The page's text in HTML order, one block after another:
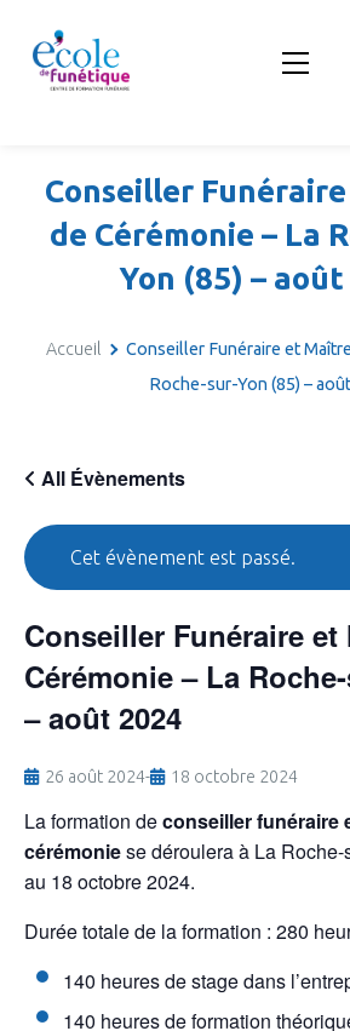
Conseiller
de Cérémonie – La
Yon (85) – août
Accueil
Conseiller Funéraire et
Roche-sur-Yon (85) –
All Évènements
Cet évènement est passé.
Conseiller Funéraire et
Cérémonie – La
– août 2024
26 août 2024- 18 octobre 2024
La formation deconseiller funéraire
cérémoniese déroulera à La Roche-
au 18 octobre 2024.
Durée totale de la formation : 280
140 heures de stage dans
140 heures de formation